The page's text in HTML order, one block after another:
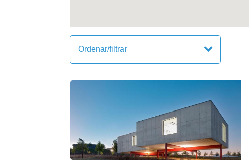
Ordenar/filtrar